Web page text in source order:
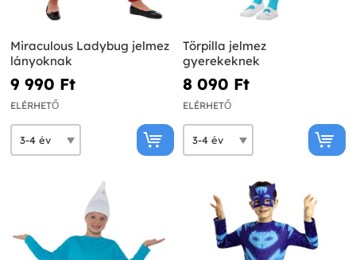
Miraculous Ladybug jelmez
lányoknak
9 990 Ft‎
ELÉRHETŐ
Törpilla jelmez
gyerekeknek
8 090 Ft‎
ELÉRHETŐ